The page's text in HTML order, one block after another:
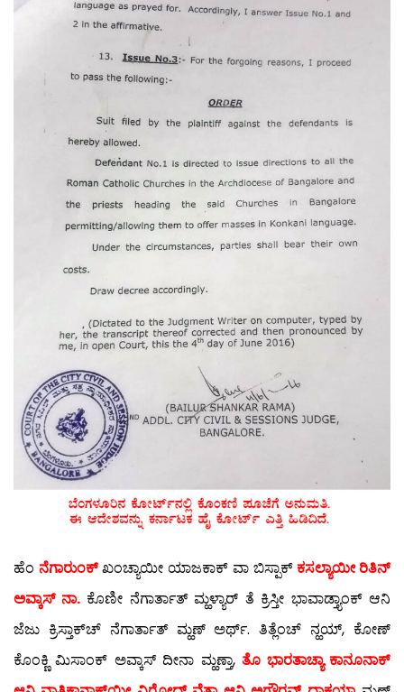
ಹೆಂ ನೆಗಾರುಂಕ್ಖಂಚ್ಯಾಯೀ ಯಾಜಕಾಕ್ ವಾ ಬಿಸ್ಪಾಕ್ ಕಸಲ್ಯಾಯೀ ರಿತಿನ್
ಅವ್ಕಾಸ್ ನಾ. ಕೊಣೀ ನೆಗಾರ್ತಾತ್ ಮ್ಹಳ್ಯಾರ್ ತೆ ಕ್ರಿಸ್ತೀ ಭಾವಾಡ್ತ್ಯಾಂಕ್ ಆನಿ
ಜೆಜು ಕ್ರಿಸ್ತಾಕ್‍ಚ್ ನೆಗಾರ್ತಾತ್ ಮ್ಹಣ್ ಅರ್ಥ್. ತಿತ್ಲೆಂಚ್ ನ್ಹಯ್, ಕೋಣ್
ಕೊಂಕ್ಣಿ ಮಿಸಾಂಕ್ ಅವ್ಕಾಸ್ ದೀನಾ ಮ್ಹಣ್ತಾ,ತೊ ಭಾರತಾಚ್ಯಾ ಕಾನೂನಾಕ್